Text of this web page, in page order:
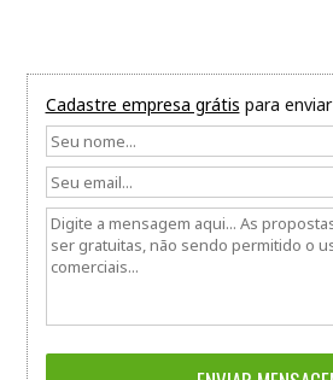
Cadastre empresa grátis para enviar